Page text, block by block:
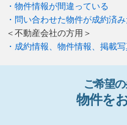
・物件情報が間違っている
・問い合わせた物件が成約済
＜不動産会社の方用＞
・成約情報、物件情報、掲載
ご希望
物件を